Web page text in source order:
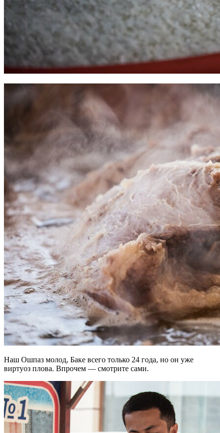
Наш Ошпаз молод, Баке всего только 24 года, но он уже
виртуоз плова. Впрочем — смотрите сами.